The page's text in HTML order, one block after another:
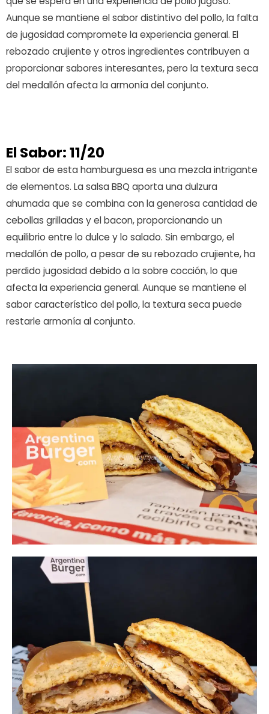
Aunque se mantiene el sabor distintivo del pollo, la falta
de jugosidad compromete la experiencia general. El
rebozado crujiente y otros ingredientes contribuyen a
proporcionar sabores interesantes, pero la textura seca
del medallón afecta la armonía del conjunto.
El Sabor: 11/20
El sabor de esta hamburguesa es una mezcla intrigante
de elementos. La salsa BBQ aporta una dulzura
ahumada que se combina con la generosa cantidad de
cebollas grilladas y el bacon, proporcionando un
equilibrio entre lo dulce y lo salado. Sin embargo, el
medallón de pollo, a pesar de su rebozado crujiente, ha
perdido jugosidad debido a la sobre cocción, lo que
afecta la experiencia general. Aunque se mantiene el
sabor característico del pollo, la textura seca puede
restarle armonía al conjunto.